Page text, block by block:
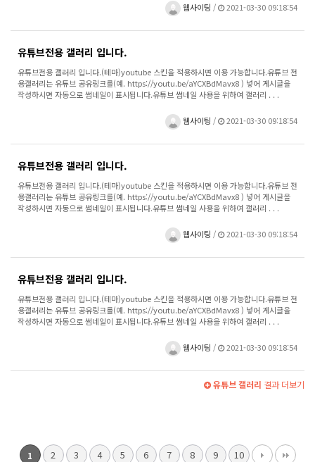
웹사이팅 / 2021-03-30 09:18:54
유튜브전용 갤러리 입니다.
유튜브전용 갤러리 입니다.(테마)youtube 스킨을 적용하시면 이용 가능합니다.유튜브 전
용갤러리는 유튜브 공유링크를(예. https://youtu.be/aYCXBdMavx8 ) 넣어 게시글을
작성하시면 자동으로 썸네일이 표시됩니다.유튜브 썸네일 사용을 위하여 갤러리 . . .
웹사이팅 / 2021-03-30 09:18:54
유튜브전용 갤러리 입니다.
유튜브전용 갤러리 입니다.(테마)youtube 스킨을 적용하시면 이용 가능합니다.유튜브 전
용갤러리는 유튜브 공유링크를(예. https://youtu.be/aYCXBdMavx8 ) 넣어 게시글을
작성하시면 자동으로 썸네일이 표시됩니다.유튜브 썸네일 사용을 위하여 갤러리 . . .
웹사이팅 / 2021-03-30 09:18:54
유튜브전용 갤러리 입니다.
유튜브전용 갤러리 입니다.(테마)youtube 스킨을 적용하시면 이용 가능합니다.유튜브 전
용갤러리는 유튜브 공유링크를(예. https://youtu.be/aYCXBdMavx8 ) 넣어 게시글을
작성하시면 자동으로 썸네일이 표시됩니다.유튜브 썸네일 사용을 위하여 갤러리 . . .
웹사이팅 / 2021-03-30 09:18:54
유튜브 갤러리 결과 더보기
1 2 3 4 5 6 7 8 9 10